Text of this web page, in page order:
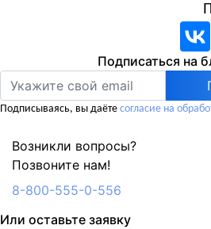
Подписаться на
Подписываясь, вы даёте согласие на
Возникли вопросы?
Позвоните нам!
8-800-555-0-556
Или оставьте заявку